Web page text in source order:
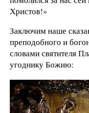
Христов!»
Заключим наше
преподобного и
словами святителя
угоднику Божию: